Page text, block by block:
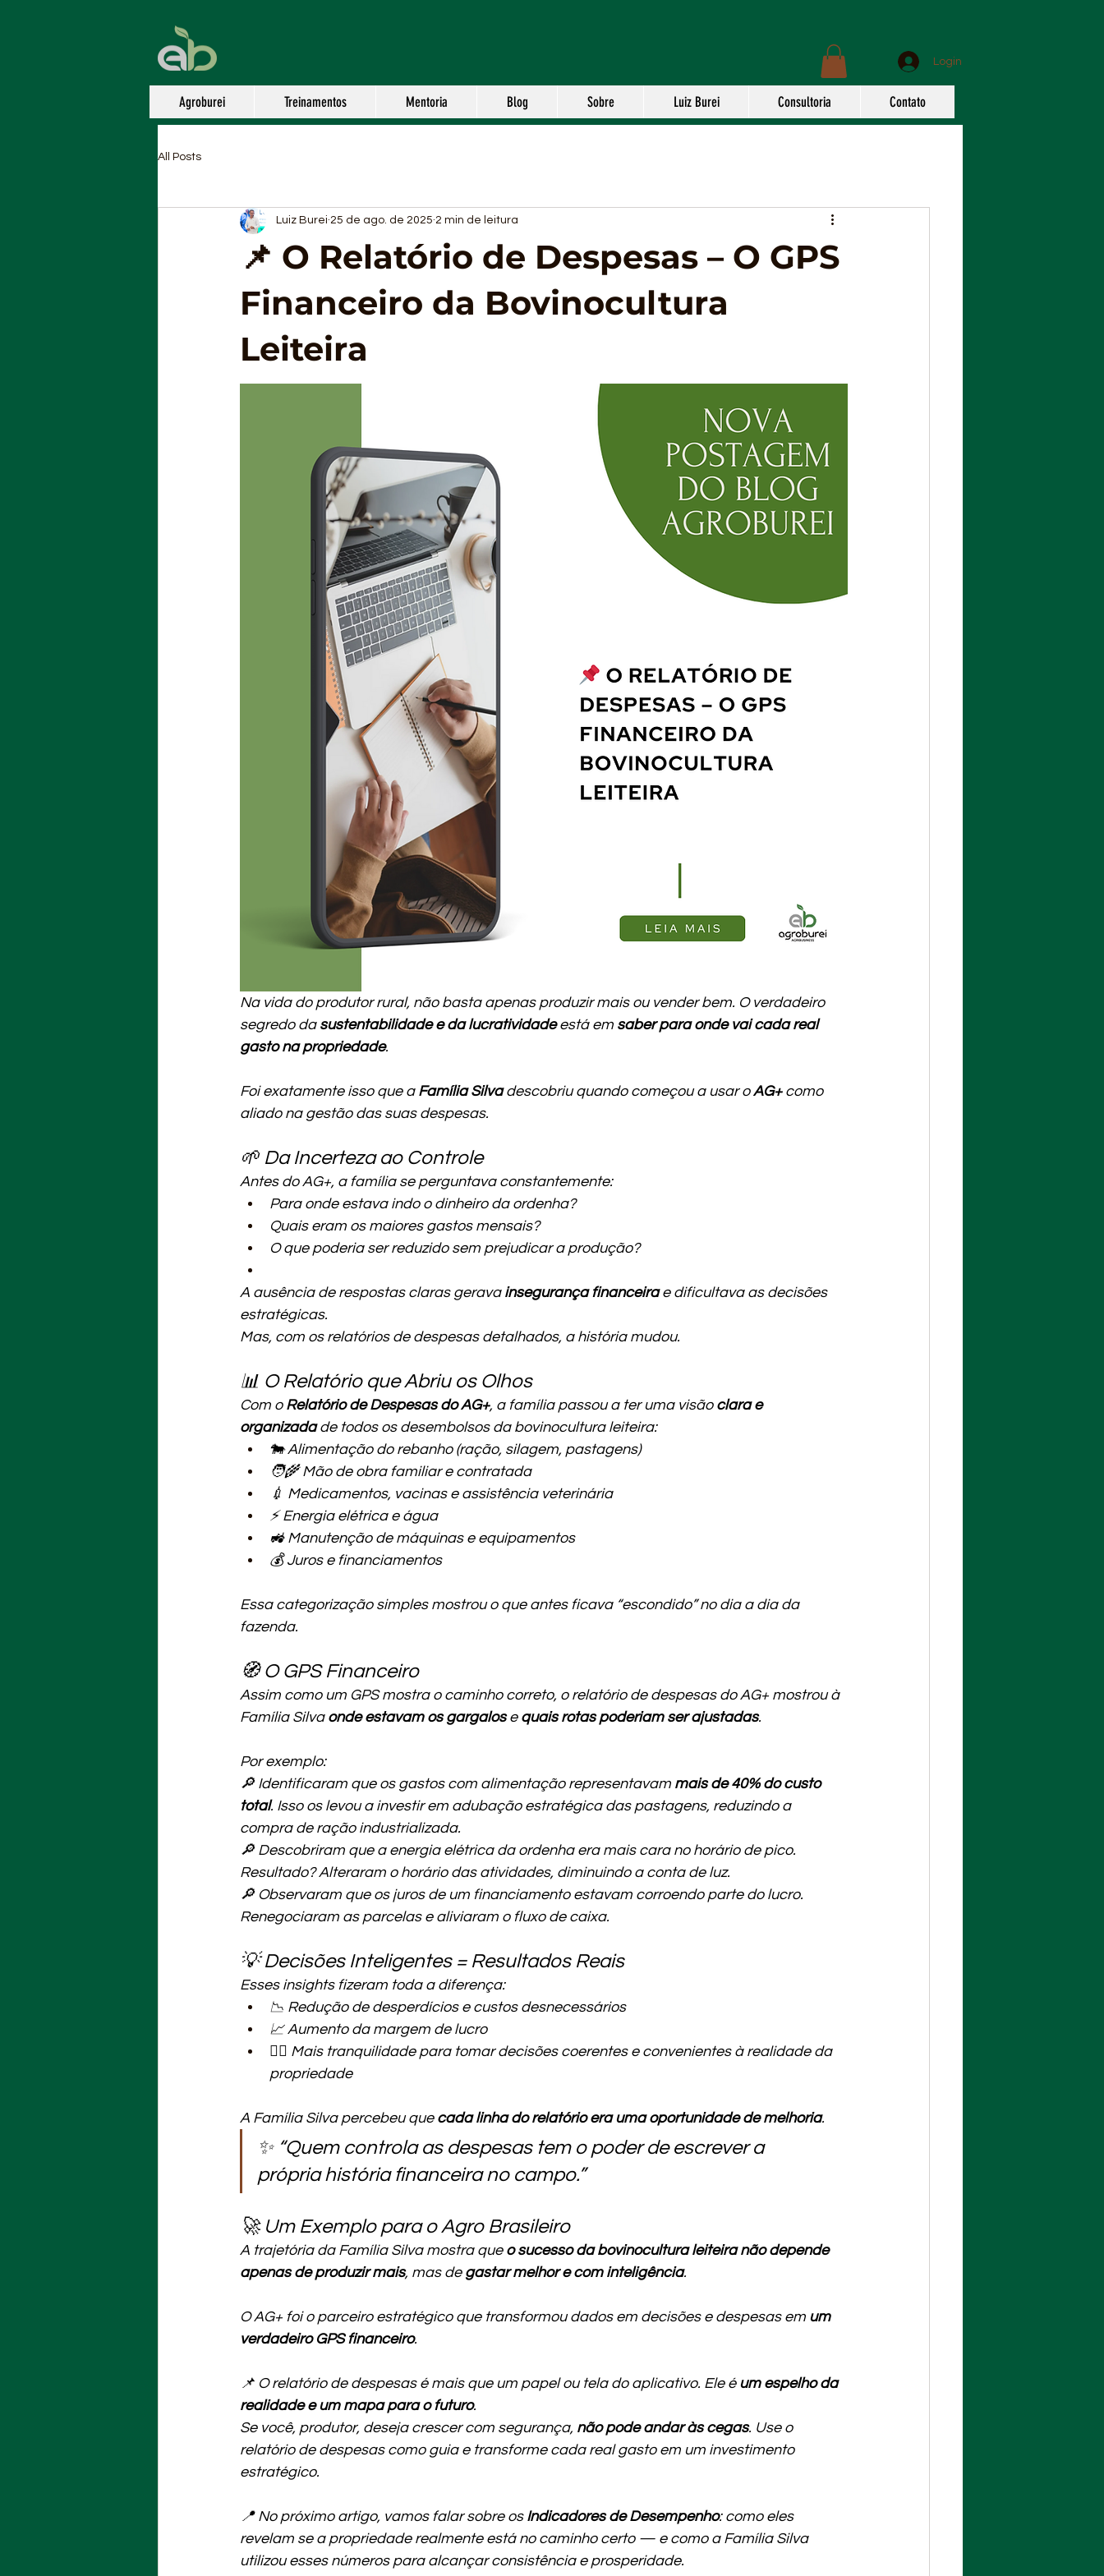
Login
Agroburei Treinamentos Mentoria Blog Sobre Luiz Burei Consultoria Contato
All Posts
📌 O Relatório de Despesas – O GPS
Financeiro da Bovinocultura
Leiteira
Luiz Burei 25 de ago. de 2025 2 min de leitura
Na vida do produtor rural, não basta apenas produzir mais ou vender bem. O verdadeiro
segredo da sustentabilidade e da lucratividade está em saber para onde vai cada real
gasto na propriedade.
Foi exatamente isso que a Família Silva descobriu quando começou a usar o AG+ como
aliado na gestão das suas despesas.
🌱 Da Incerteza ao Controle
Antes do AG+, a família se perguntava constantemente:
Para onde estava indo o dinheiro da ordenha?
Quais eram os maiores gastos mensais?
O que poderia ser reduzido sem prejudicar a produção?
A ausência de respostas claras gerava insegurança financeira e dificultava as decisões
estratégicas.
Mas, com os relatórios de despesas detalhados, a história mudou.
📊 O Relatório que Abriu os Olhos
Com o Relatório de Despesas do AG+, a família passou a ter uma visão clara e
organizada de todos os desembolsos da bovinocultura leiteira:
🐄 Alimentação do rebanho (ração, silagem, pastagens)
🧑‍🌾 Mão de obra familiar e contratada
💉 Medicamentos, vacinas e assistência veterinária
⚡ Energia elétrica e água
🚜 Manutenção de máquinas e equipamentos
💰 Juros e financiamentos
Essa categorização simples mostrou o que antes ficava “escondido” no dia a dia da
fazenda.
🧭 O GPS Financeiro
Assim como um GPS mostra o caminho correto, o relatório de despesas do AG+ mostrou à
Família Silva onde estavam os gargalos e quais rotas poderiam ser ajustadas.
Por exemplo:
🔎 Identificaram que os gastos com alimentação representavam mais de 40% do custo
total. Isso os levou a investir em adubação estratégica das pastagens, reduzindo a
compra de ração industrializada.
🔎 Descobriram que a energia elétrica da ordenha era mais cara no horário de pico.
Resultado? Alteraram o horário das atividades, diminuindo a conta de luz.
🔎 Observaram que os juros de um financiamento estavam corroendo parte do lucro.
Renegociaram as parcelas e aliviaram o fluxo de caixa.
💡 Decisões Inteligentes = Resultados Reais
Esses insights fizeram toda a diferença:
📉 Redução de desperdícios e custos desnecessários
📈 Aumento da margem de lucro
🧘‍♂️ Mais tranquilidade para tomar decisões coerentes e convenientes à realidade da
propriedade
A Família Silva percebeu que cada linha do relatório era uma oportunidade de melhoria.
✨ “Quem controla as despesas tem o poder de escrever a
própria história financeira no campo.”
🚀 Um Exemplo para o Agro Brasileiro
A trajetória da Família Silva mostra que o sucesso da bovinocultura leiteira não depende
apenas de produzir mais, mas de gastar melhor e com inteligência.
O AG+ foi o parceiro estratégico que transformou dados em decisões e despesas em um
verdadeiro GPS financeiro.
📌 O relatório de despesas é mais que um papel ou tela do aplicativo. Ele é um espelho da
realidade e um mapa para o futuro.
Se você, produtor, deseja crescer com segurança, não pode andar às cegas. Use o
relatório de despesas como guia e transforme cada real gasto em um investimento
estratégico.
📍 No próximo artigo, vamos falar sobre os Indicadores de Desempenho: como eles
revelam se a propriedade realmente está no caminho certo — e como a Família Silva
utilizou esses números para alcançar consistência e prosperidade.